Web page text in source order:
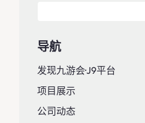
导航
发现九游会·J9平台
项目展示
公司动态